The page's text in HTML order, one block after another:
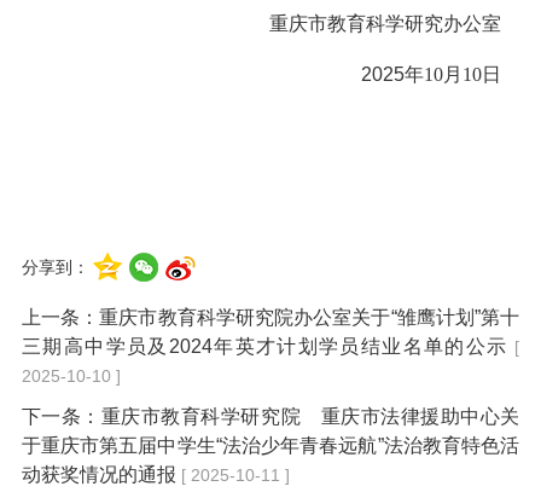
重庆市教育科学研究办公室
2025年10月 10日
分享到：
上一条：重庆市教育科学研究院办公室关于“雏鹰计划”第十
三期高中学员及2024年英才计划学员结业名单的公示 [
2025-10-10 ]
下一条： 重庆市教育科学研究院 重庆市法律援助中心关
于重庆市第五届中学生“法治少年青春远航”法治教育特色活
动获奖情况的通报 [ 2025-10-11 ]